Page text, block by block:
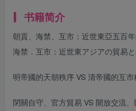
书籍简介
朝貢、海禁、互市：近世東亞五百
海禁．互市：近世東アジアの貿易
明帝國的天朝秩序 VS 清帝國的互
閉關自守、官方貿易 VS 開放交流